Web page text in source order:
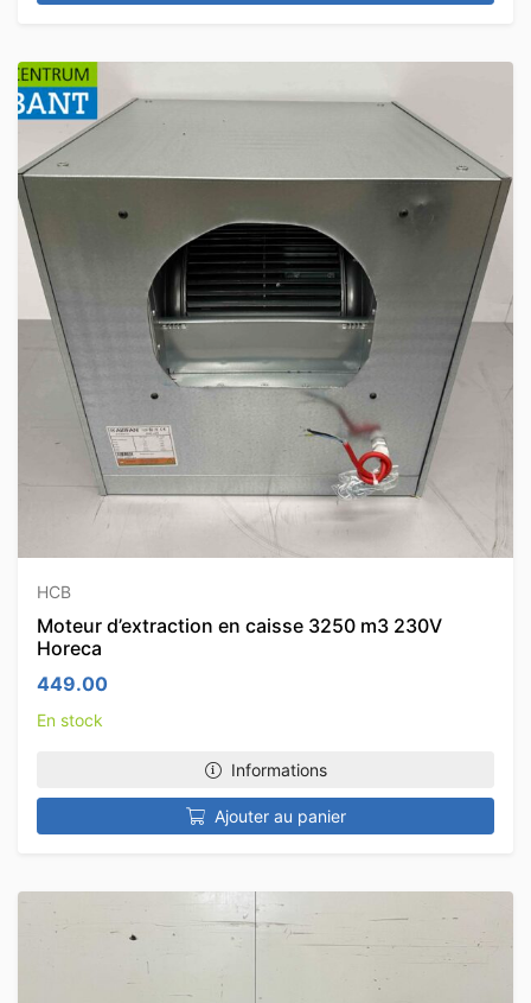
HCB
Moteur d’extraction en caisse 3250 m3 230V
Horeca
449.00
En stock
Informations
Ajouter au panier